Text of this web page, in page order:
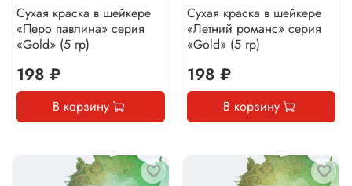
Сухая краска в шейкере
«Перо павлина» серия
«Gold» (5 гр)
198 ₽
В корзину
Сухая краска в шейкере
«Летний романс» серия
«Gold» (5 гр)
198 ₽
В корзину